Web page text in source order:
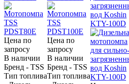
Цена по
запросу
В наличии
Бренд - TSS
Тип топлива
Цена по
запросу
В наличии
Бренд - TSS
Тип топлива
вод Koshin
KTY-100D